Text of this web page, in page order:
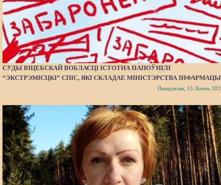
СУДЫ ВІЦЕБСКАЙ ВОБЛАСЦІ ІСТОТНА ПАПОЎНІЛІ
“ЭКСТРЭМІСЦКІ” СПІС, ЯКІ СКЛАДАЕ МІНІСТЭРСТВА
Панядзелак, 13 Ліпень